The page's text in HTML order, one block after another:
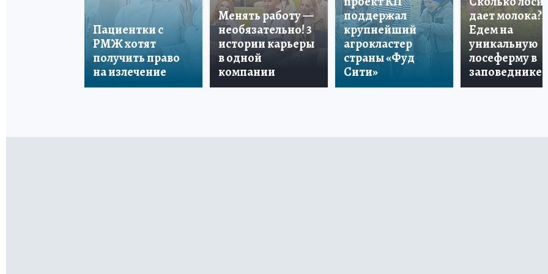
Пациентки с
РМЖ хотят
получить право
на излечение
Менять работу —
необязательно! 3
истории карьеры
в одной
компании
поддержал
крупнейший
агрокластер
страны «Фуд
Сити»
дает молока?
Едем на
уникальную
лосеферму в
заповеднике!